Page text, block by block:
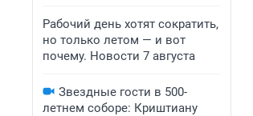
Рабочий день хотят сократить,
но только летом — и вот
почему. Новости 7 августа
Звездные гости в 500-
летнем соборе: Криштиану